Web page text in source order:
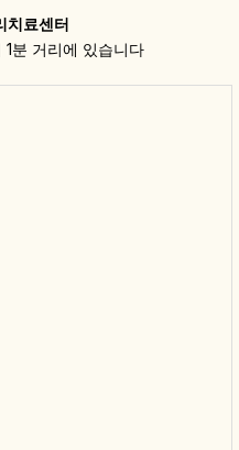
치료센터
분 거리에 있습니다